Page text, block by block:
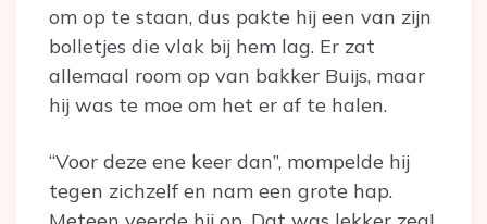
om op te staan, dus pakte hij een van zijn
bolletjes die vlak bij hem lag. Er zat
allemaal room op van bakker Buijs, maar
hij was te moe om het er af te halen.
“Voor deze ene keer dan”, mompelde hij
tegen zichzelf en nam een grote hap.